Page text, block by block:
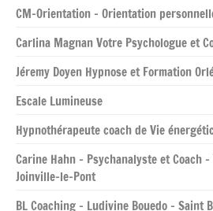
CM-Orientation – Orientation
Carlina Magnan Votre Psychologue et
Jéremy Doyen Hypnose et Formation
Escale Lumineuse
Hypnothérapeute coach de Vie
Carine Hahn – Psychanalyste et Coach
Joinville-le-Pont
BL Coaching – Ludivine Bouedo – Saint